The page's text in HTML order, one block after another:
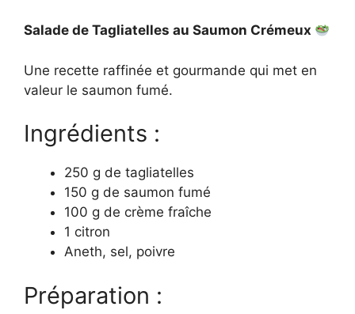
Salade de Tagliatelles au Saumon Crémeux
Une recette raffinée et gourmande qui met en
valeur le saumon fumé.
Ingrédients :
250 g de tagliatelles
150 g de saumon fumé
100 g de crème fraîche
1 citron
Aneth, sel, poivre
Préparation :